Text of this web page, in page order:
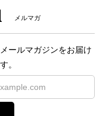
メルマガ
ールマガジンをお届け
。